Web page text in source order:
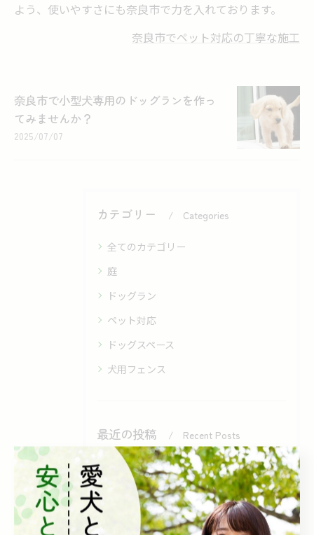
よう、使いやすさにも奈良市で力を入れております。
奈良市でペット対応の丁寧な施工
奈良市で小型犬専用のドッグランを作っ
てみませんか？
2025/07/07
カテゴリー Categories
全てのカテゴリー
庭
ドッグラン
ペット対応
ドッグスペース
犬用フェンス
最近の投稿 Recent Posts
2026/08/02
建物の雰囲気に合わせた、落ち着きのあるモダン外構✨